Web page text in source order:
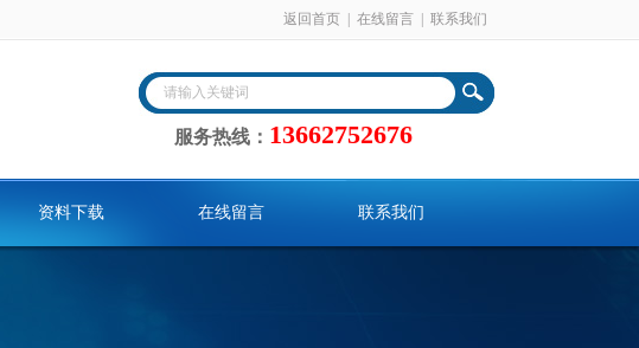
返回首页 在线留言 联系我们
服务热线： 13662752676
资料下载 在线留言 联系我们